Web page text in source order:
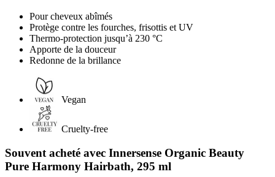
Pour cheveux abîmés
Protège contre les fourches, frisottis et UV
Thermo-protection jusqu’à 230 °C
Apporte de la douceur
Redonne de la brillance
Vegan
Cruelty-free
Souvent acheté avec Innersense Organic Beauty
Pure Harmony Hairbath, 295 ml